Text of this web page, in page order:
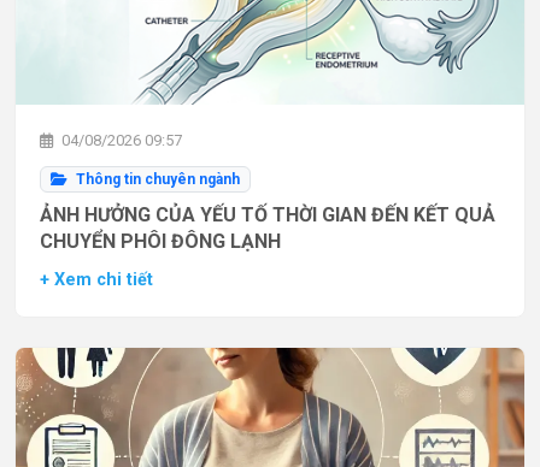
04/08/2026 09:57
Thông tin chuyên ngành
ẢNH HƯỞNG CỦA YẾU TỐ THỜI GIAN ĐẾN KẾT QUẢ
CHUYỂN PHÔI ĐÔNG LẠNH
+ Xem chi tiết